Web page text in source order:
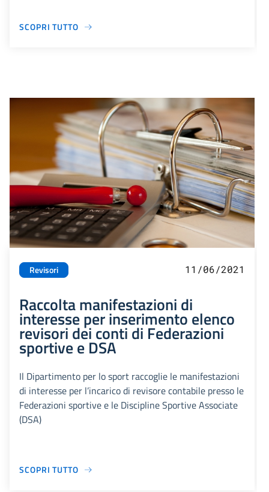
SCOPRI TUTTO
Revisori 11/06/2021
Raccolta manifestazioni di
interesse per inserimento elenco
revisori dei conti di Federazioni
sportive e DSA
Il Dipartimento per lo sport raccoglie le manifestazioni
di interesse per l’incarico di revisore contabile presso le
Federazioni sportive e le Discipline Sportive Associate
(DSA)
SCOPRI TUTTO